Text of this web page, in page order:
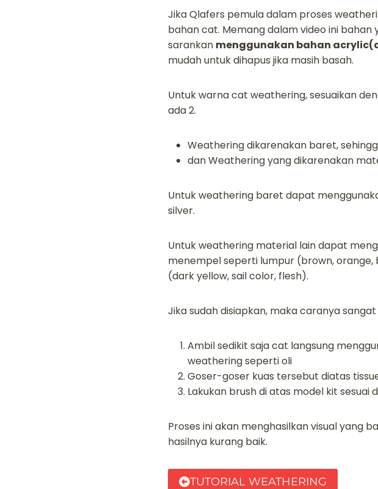
Jika Qlafers pemula dalam proses
bahan cat. Memang dalam video ini bahan
sarankan menggunakan bahan
mudah untuk dihapus jika masih basah.
Untuk warna cat weathering, sesuaikan
ada 2.
Weathering dikarenakan baret,
dan Weathering yang dikarenakan
Untuk weathering baret dapat
silver.
Untuk weathering material lain dapat
menempel seperti lumpur (brown,
(dark yellow, sail color, flesh).
Jika sudah disiapkan, maka caranya
Ambil sedikit saja cat langsung
weathering seperti oli
Goser-goser kuas tersebut diatas
Lakukan brush di atas model kit sesuai
Proses ini akan menghasilkan visual yang
hasilnya kurang baik.
TUTORIAL WEATHERING